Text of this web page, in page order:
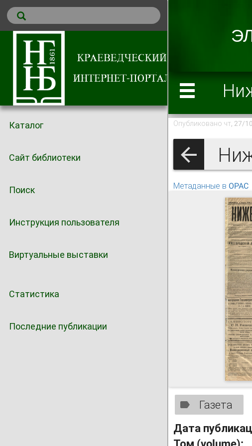
Каталог
Сайт библиотеки
Поиск
Инструкция пользователя
Виртуальные выставки
Статистика
Последние публикации
Опубликовано чт, 27/
Метаданные в OPAC
Газета
Дата